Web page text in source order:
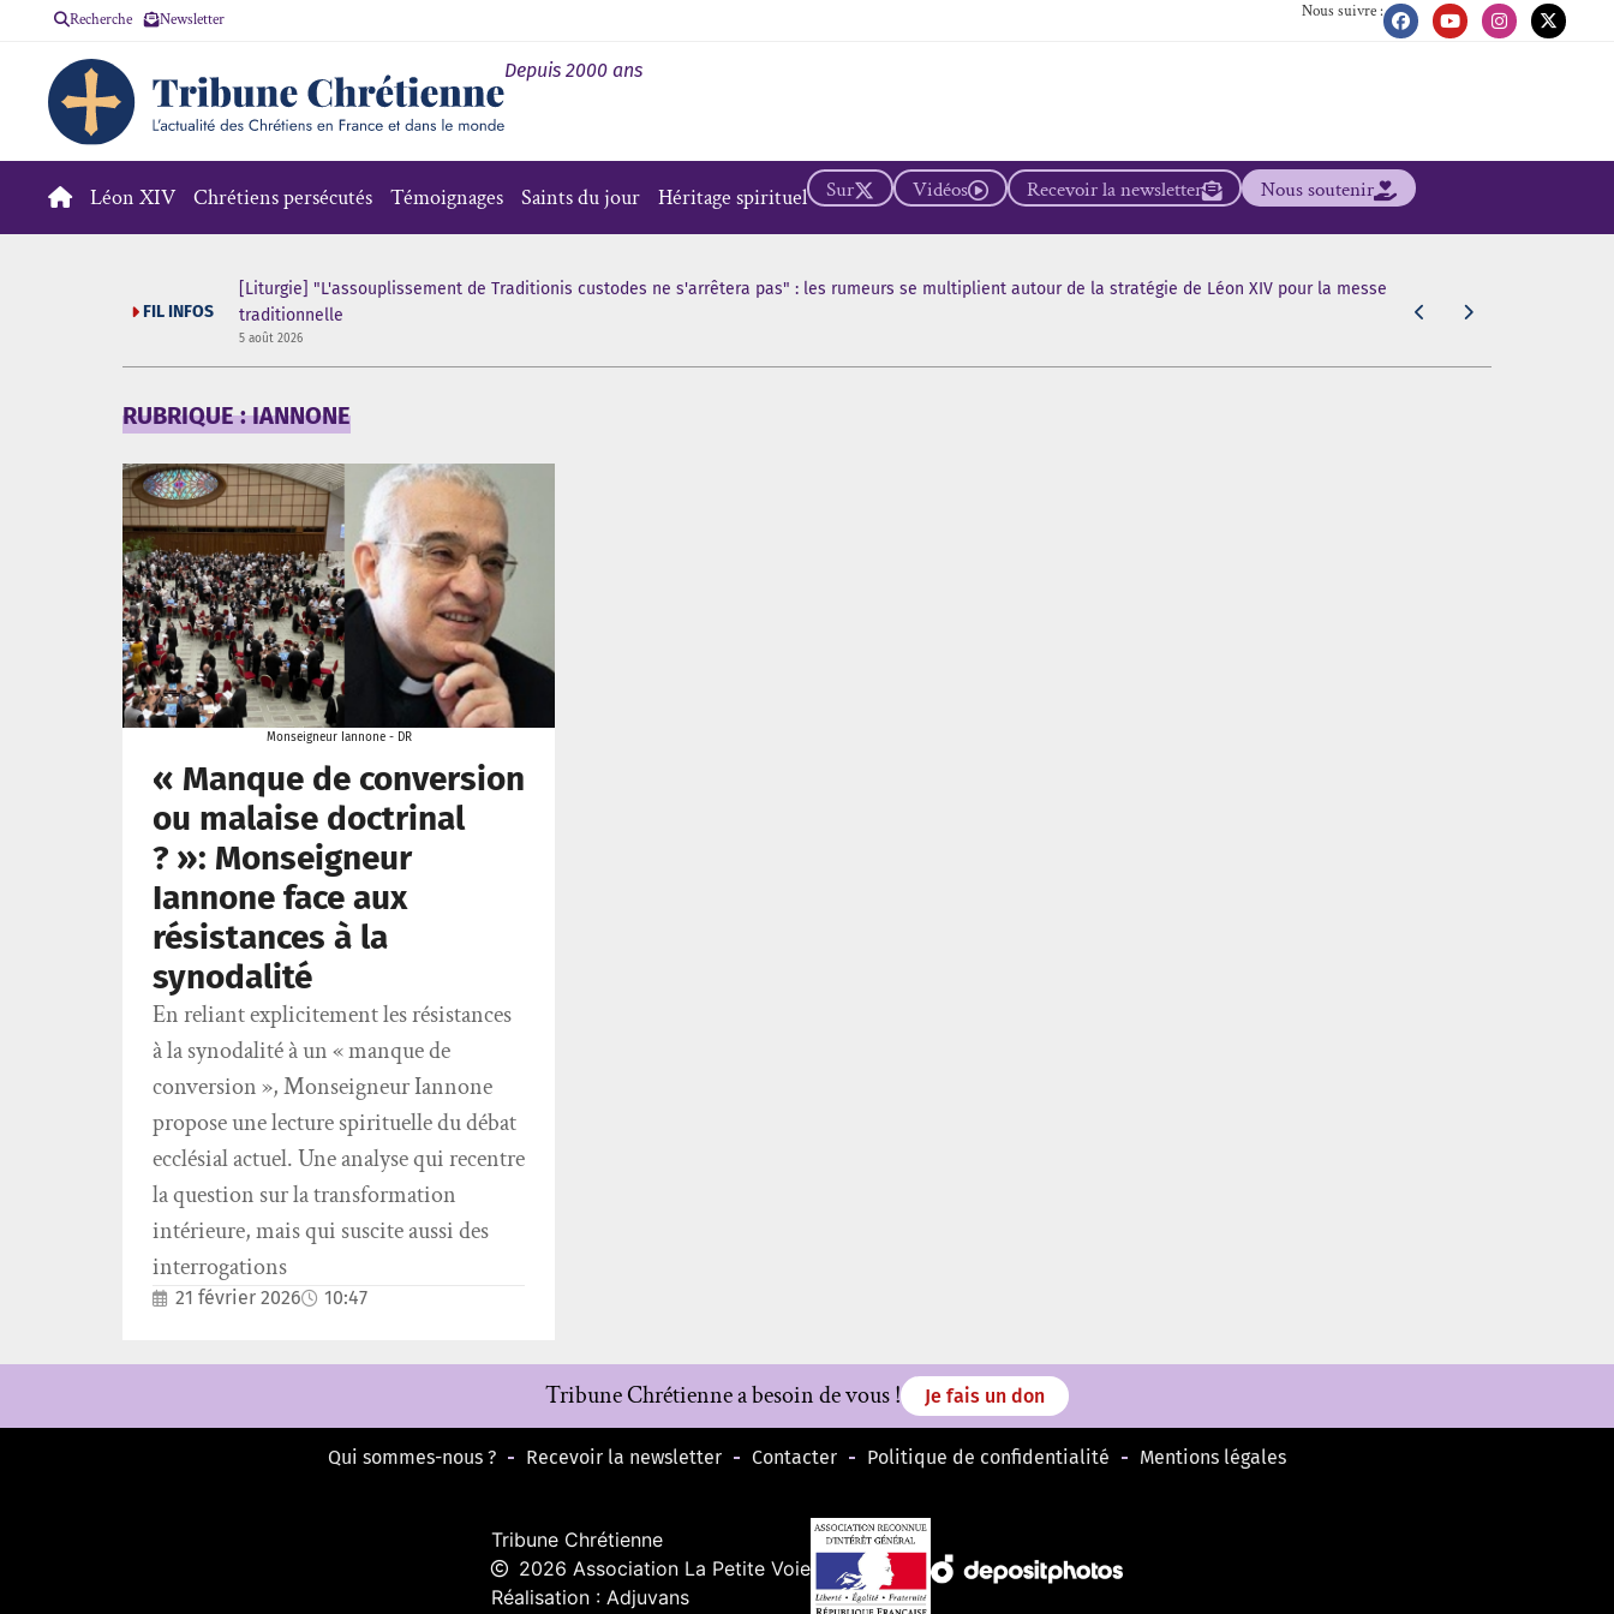
Recherche Newsletter Nous suivre :
Depuis 2000 ans
Léon XIV Chrétiens persécutés Témoignages Saints du jour Héritage spirituel Nous soutenir
Recevoir la newsletter
Vidéos
Sur
FIL INFOS
[Liturgie] "L'assouplissement de Traditionis custodes ne s'arrêtera pas" : les rumeurs se multiplient autour de la stratégie de Léon XIV pour la messe
traditionnelle
5 août 2026
RUBRIQUE : IANNONE
Monseigneur Iannone - DR
« Manque de conversion
ou malaise doctrinal
? »: Monseigneur
Iannone face aux
résistances à la
synodalité
En reliant explicitement les résistances
à la synodalité à un « manque de
conversion », Monseigneur Iannone
propose une lecture spirituelle du débat
ecclésial actuel. Une analyse qui recentre
la question sur la transformation
intérieure, mais qui suscite aussi des
interrogations
21 février 2026 10:47
Tribune Chrétienne a besoin de vous ! Je fais un don
Qui sommes-nous ? Recevoir la newsletter Contacter Politique de confidentialité Mentions légales
Tribune Chrétienne
2026 Association La Petite Voie
Réalisation : Adjuvans